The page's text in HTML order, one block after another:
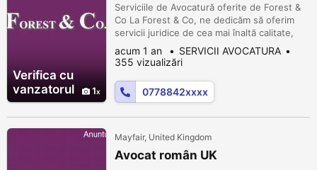
Verifica cu
vanzatorul
1
Serviciile de Avocatură oferite de Forest &
Co La Forest & Co, ne dedicăm să oferim
servicii juridice de cea mai înaltă calitate,
adaptate nevoilor fiecărui client. Cu o
echipă de avocați experimentați și
pasionați, suntem aici pentru a vă ghida și a
vă reprezenta interesele cu profesionalism
și integritate. Iată câteva dintre serviciile pe
acum 1 an
SERVICII AVOCATURA
355 vizualizări
0778842xxxx
Mayfair, United Kingdom
Avocat român UK